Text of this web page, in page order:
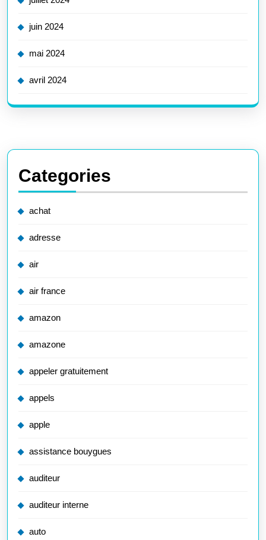
juin 2024
mai 2024
avril 2024
Categories
achat
adresse
air
air france
amazon
amazone
appeler gratuitement
appels
apple
assistance bouygues
auditeur
auditeur interne
auto